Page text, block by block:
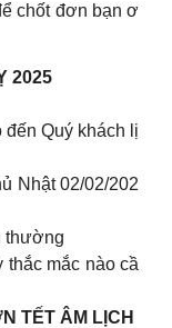
chốt đơn bạn ơ
2025
đến Quý khách lị
Nhật 02/02/202
thường
thắc mắc nào cầ
TẾT ÂM LỊCH